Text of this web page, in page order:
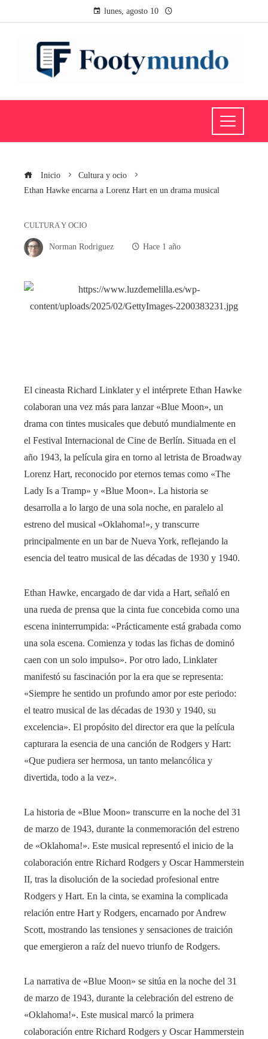
lunes, agosto 10
Inicio
Cultura y ocio
Ethan Hawke encarna a Lorenz Hart en un drama musical
CULTURA Y OCIO
Norman Rodriguez Hace 1 año
El cineasta Richard Linklater y el intérprete Ethan Hawke
colaboran una vez más para lanzar «Blue Moon», un
drama con tintes musicales que debutó mundialmente en
el Festival Internacional de Cine de Berlín. Situada en el
año 1943, la película gira en torno al letrista de Broadway
Lorenz Hart, reconocido por eternos temas como «The
Lady Is a Tramp» y «Blue Moon». La historia se
desarrolla a lo largo de una sola noche, en paralelo al
estreno del musical «Oklahoma!», y transcurre
principalmente en un bar de Nueva York, reflejando la
esencia del teatro musical de las décadas de 1930 y 1940.
Ethan Hawke, encargado de dar vida a Hart, señaló en
una rueda de prensa que la cinta fue concebida como una
escena ininterrumpida: «Prácticamente está grabada como
una sola escena. Comienza y todas las fichas de dominó
caen con un solo impulso». Por otro lado, Linklater
manifestó su fascinación por la era que se representa:
«Siempre he sentido un profundo amor por este periodo:
el teatro musical de las décadas de 1930 y 1940, su
excelencia». El propósito del director era que la película
capturara la esencia de una canción de Rodgers y Hart:
«Que pudiera ser hermosa, un tanto melancólica y
divertida, todo a la vez».
La historia de «Blue Moon» transcurre en la noche del 31
de marzo de 1943, durante la conmemoración del estreno
de «Oklahoma!». Este musical representó el inicio de la
colaboración entre Richard Rodgers y Oscar Hammerstein
II, tras la disolución de la sociedad profesional entre
Rodgers y Hart. En la cinta, se examina la complicada
relación entre Hart y Rodgers, encarnado por Andrew
Scott, mostrando las tensiones y sensaciones de traición
que emergieron a raíz del nuevo triunfo de Rodgers.
La narrativa de «Blue Moon» se sitúa en la noche del 31
de marzo de 1943, durante la celebración del estreno de
«Oklahoma!». Este musical marcó la primera
colaboración entre Richard Rodgers y Oscar Hammerstein